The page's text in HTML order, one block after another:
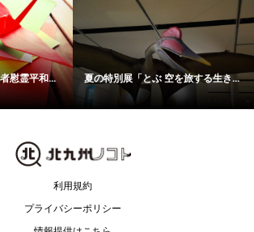
慰霊平和... 夏の特別展「とぶ 空を旅する生き...
利用規約
プライバシーポリシー